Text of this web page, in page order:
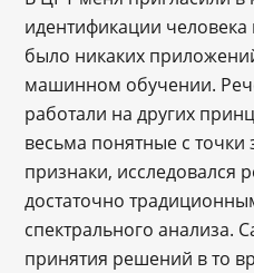
идентификации
было никаких
машинном обучении.
работали на других
весьма понятные с
признаки, исследовался
достаточно
спектрального анализа.
принятия решений в то